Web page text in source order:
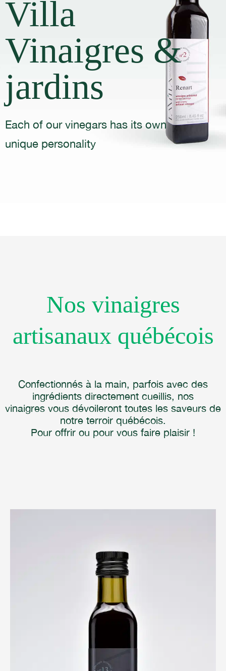
Villa
Vinaigres &
jardins
Each of our vinegars has its own
unique personality
Nos vinaigres
artisanaux québécois
Confectionnés à la main, parfois avec des
ingrédients directement cueillis, nos
vinaigres vous dévoileront toutes les saveurs de
notre terroir québécois.
Pour offrir ou pour vous faire plaisir !